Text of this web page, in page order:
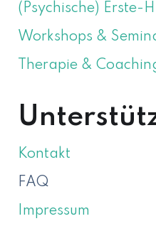
(Psychische) Erste-
Workshops &
Therapie &
Kontakt
FAQ
Impressum